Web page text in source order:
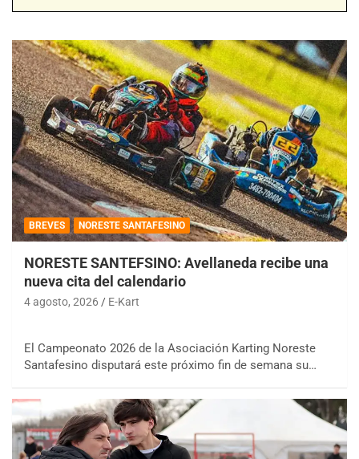
BREVES NORESTE SANTAFESINO
NORESTE SANTEFSINO: Avellaneda recibe una
nueva cita del calendario
4 agosto, 2026 E-Kart
El Campeonato 2026 de la Asociación Karting Noreste
Santafesino disputará este próximo fin de semana su…